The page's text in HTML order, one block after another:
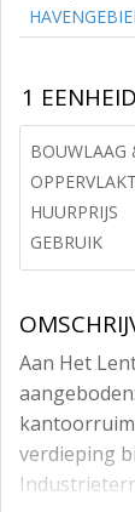
1
BOUWLAAG
HUURPRIJS
GEBRUIK
Aan Het
verdieping